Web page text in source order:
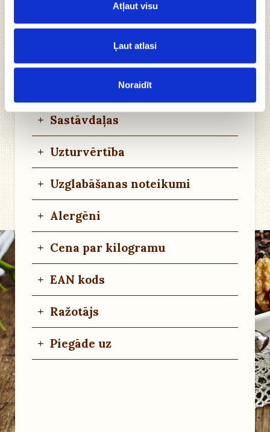
Atļaut visu
Ļaut atlasi
Noraidīt
ar neatkārtojamu raksturu.
No īstas beļģu tumšās šokolādes
Pildījumā klāt pievienots kardamons,
+ Sastāvdaļas
+ Uzturvērtība
+ Uzglabāšanas noteikumi
+ Alergēni
+ Cena par kilogramu
+ EAN kods
+ Ražotājs
+ Piegāde uz